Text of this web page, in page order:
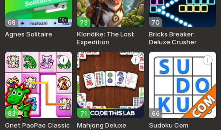
68 16+
Agnes Solitaire
73
Klondike: The Lost
Expedition
70
Bricks Breaker:
Deluxe Crusher
83
Onet PaoPao Classic
71
Mahjong Deluxe
66
Sudoku Com